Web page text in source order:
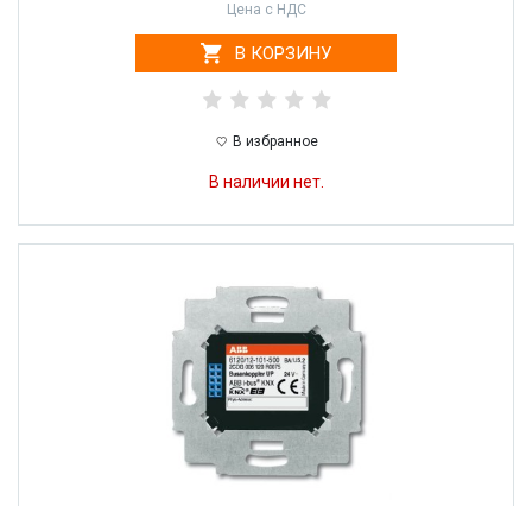
Цена с НДС
В КОРЗИНУ
В избранное
В наличии нет.